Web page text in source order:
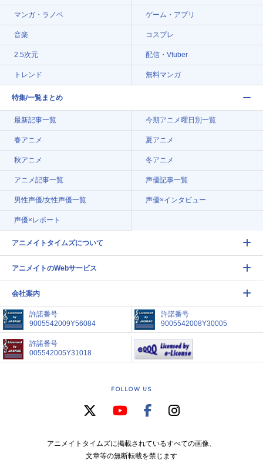
マンガ・ラノベ ゲーム・アプリ
音楽 コスプレ
2.5次元 配信・Vtuber
トレンド 無料マンガ
特集/一覧まとめ
最新記事一覧 今期アニメ曜日別一覧
春アニメ 夏アニメ
秋アニメ 冬アニメ
アニメ記事一覧 声優記事一覧
男性声優/女性声優一覧 声優×インタビュー
声優×レポート
アニメイトタイムズについて
アニメイトのWebサービス
会社案内
許諾番号
9005542009Y56084
許諾番号
9005542008Y30005
許諾番号
005542005Y31018
FOLLOW US
アニメイトタイムズに掲載されているすべての画像、
文章等の無断転載を禁じます